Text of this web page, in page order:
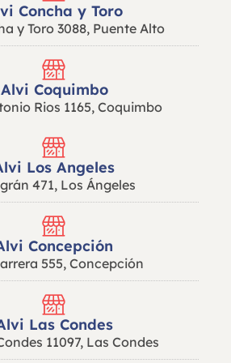
Concha y Toro
y Toro 3088, Puente Alto
Alvi Coquimbo
Rios 1165, Coquimbo
Los Angeles
471, Los Ángeles
Concepción
555, Concepción
Las Condes
11097, Las Condes